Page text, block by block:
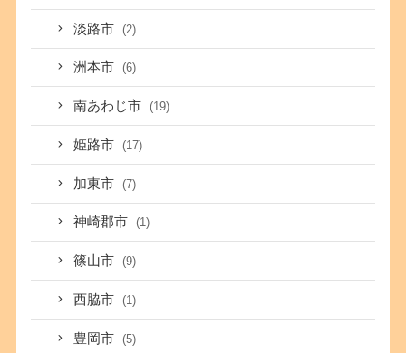
淡路市 (2)
洲本市 (6)
南あわじ市 (19)
姫路市 (17)
加東市 (7)
神崎郡市 (1)
篠山市 (9)
西脇市 (1)
豊岡市 (5)